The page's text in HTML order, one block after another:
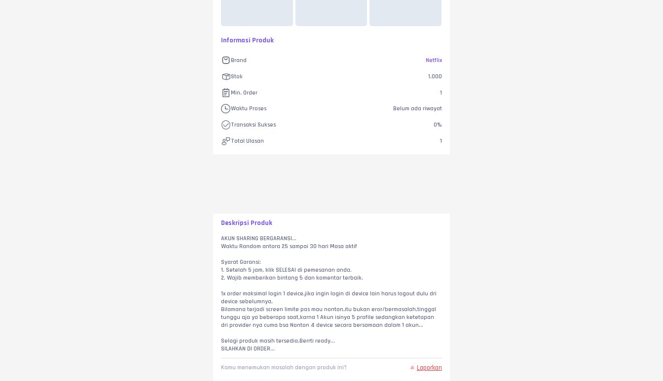
Informasi Produk
Brand Netflix
Stok 1.000
Min. Order 1
Waktu Proses Belum ada riwayat
Transaksi Sukses 0%
Total Ulasan 1
Deskripsi Produk
AKUN SHARING BERGARANSI...
Waktu Random antara 25 sampai 30 hari Masa aktif
Syarat Garansi:
1. Setelah 5 jam, klik SELESAI di pemesanan anda.
2. Wajib memberikan bintang 5 dan komentar terbaik.
1x order maksimal login 1 device,jika ingin login di device lain harus logout dulu dri
device sebelumnya,
Bilamana terjadi screen limite pas mau nonton,itu bukan eror/bermasalah,tinggal
tunggu aja ya beberapa saat,karna 1 Akun isinya 5 profile sedangkan ketetapan
dri provider nya cuma bsa Nonton 4 device secara bersamaan dalam 1 akun...
Selagi produk masih tersedia,Berrti ready...
SILAHKAN DI ORDER...
Kamu menemukan masalah dengan produk ini? Laporkan